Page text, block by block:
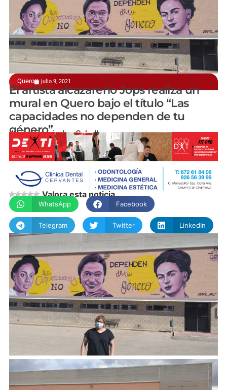
Quero julio 9, 2021
Ubicado en el Polideportivo Municipal
El artista alcazareño Jops realiza un
mural en Quero bajo el título “Las
capacidades no dependen de tu
género”
Javier Fernández-Caballero
Valora esta noticia
WhatsApp Facebook
Telegram Twitter LinkedIn